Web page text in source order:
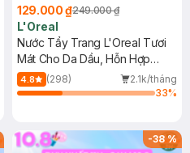
129.000 ₫249.000 ₫
L'Oreal
Nước Tẩy Trang L'Oreal Tươi
Mát Cho Da Dầu, Hỗn Hợp
400ml
4.8 (298)
2.1k/tháng
33%
-38%